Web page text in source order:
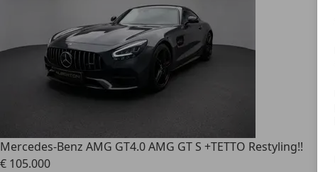
Mercedes-Benz AMG GT4.0 AMG GT S +TETTO Restyling!!
€ 105.000